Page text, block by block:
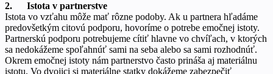
2. Istota v partnerstve
Istota vo vzťahu môže mať rôzne podoby. Ak u partnera hľadáme
predovšetkým citovú podporu, hovoríme o potrebe emočnej istoty.
Partnerskú podporu potrebujeme cítiť hlavne vo chvíľach, v ktorých
sa nedokážeme spoľahnúť sami na seba alebo sa sami rozhodnúť.
Okrem emočnej istoty nám partnerstvo často prináša aj materiálnu
istotu. Vo dvojici si materiálne statky dokážeme zabezpečiť